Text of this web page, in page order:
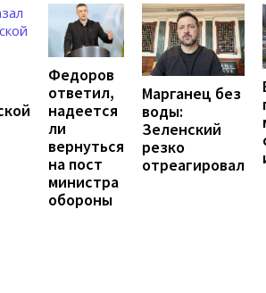
Федоров
ответил,
надеется
ли
вернуться
на пост
министра
обороны
Марганец без
воды:
Зеленский
резко
отреагировал